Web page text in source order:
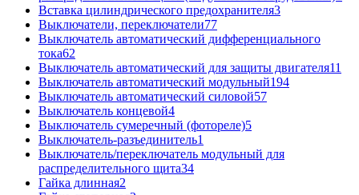
Вставка цилиндрического предохранителя3
Выключатели, переключатели77
Выключатель автоматический дифференциального
тока62
Выключатель автоматический для защиты двигателя11
Выключатель автоматический модульный194
Выключатель автоматический силовой57
Выключатель концевой4
Выключатель сумеречный (фотореле)5
Выключатель-разъединитель1
Выключатель/переключатель модульный для
распределительного щита34
Гайка длинная2